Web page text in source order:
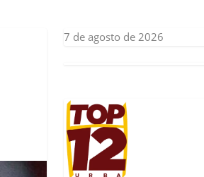
7 de agosto de 2026